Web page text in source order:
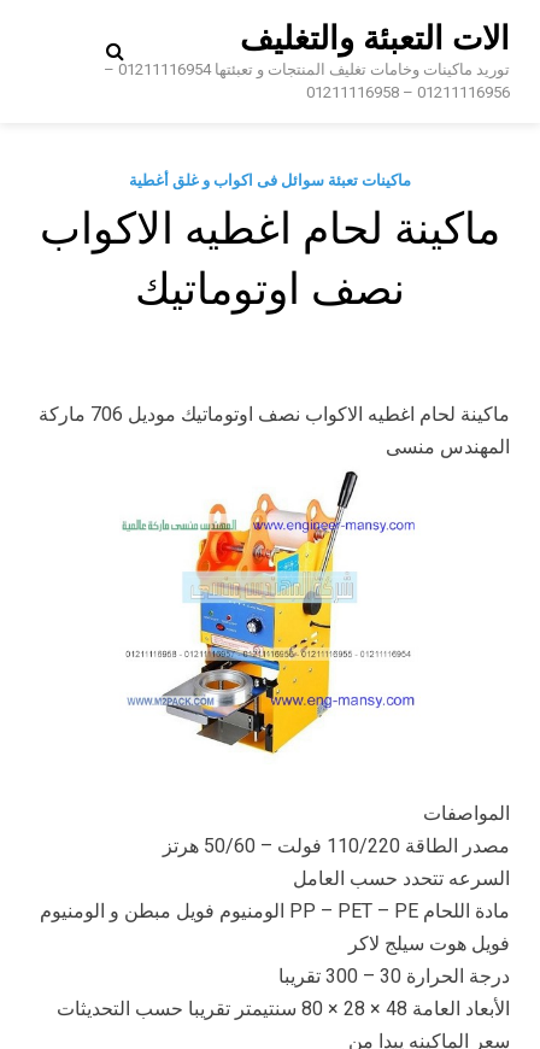
content
الات التعبئة والتغليف
توريد ماكينات وخامات تغليف المنتجات و تعبئتها 01211116954 –
01211116956 – 01211116958
ماكينات تعبئة سوائل فى اكواب و غلق أغطية
ماكينة لحام اغطيه الاكواب
نصف اوتوماتيك
ماكينة لحام اغطيه الاكواب نصف اوتوماتيك موديل 706 ماركة
المهندس منسى
المواصفات
مصدر الطاقة 110/220 فولت – 50/60 هرتز
السرعه تتحدد حسب العامل
مادة اللحام PP – PET – PE الومنيوم فويل مبطن و الومنيوم
فويل هوت سيلج لاكر
درجة الحرارة 30 – 300 تقريبا
الأبعاد العامة 48 × 28 × 80 سنتيمتر تقريبا حسب التحديثات
سعر الماكينه يبدا من